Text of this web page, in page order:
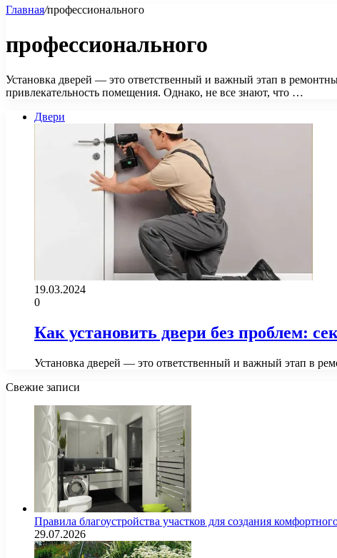
Главная/профессионального
профессионального
Установка дверей — это ответственный и важный этап в
привлекательность помещения. Однако, не все знают, что …
Двери
19.03.2024
0
Как установить двери без проблем:
Установка дверей — это ответственный и важный этап в
Свежие записи
Правила благоустройства участков для создания
29.07.2026